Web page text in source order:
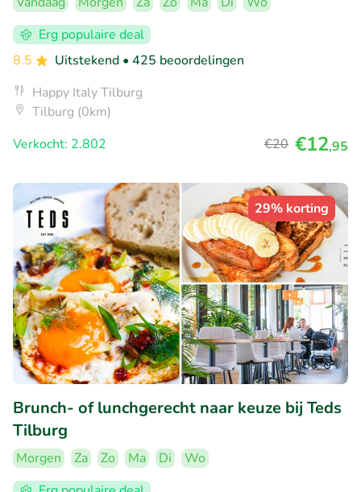
Erg populaire deal
8.5
Uitstekend • 425 beoordelingen
Happy Italy Tilburg
Tilburg (0km)
Verkocht: 2.802
€20 €12,95
29% korting
Brunch- of lunchgerecht naar keuze bij Teds
Tilburg
Morgen Za Zo Ma Di
Wo